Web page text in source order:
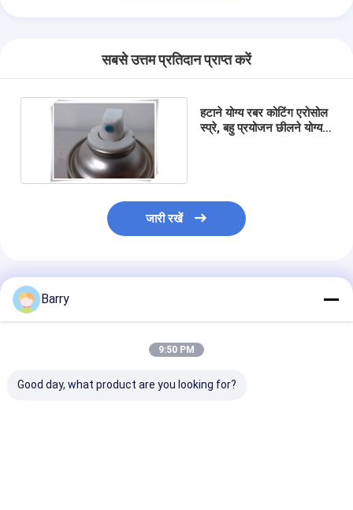
सबसे उत्तम प्रतिदान प्राप्त करें
हटाने योग्य रबर कोटिंग एरोसोल
स्प्रे, बहु प्रयोजन छीलने योग्य
जारी रखें
अनुशंसित उत्पाद
Barry
9:50 PM
Good day, what product are you looking for?